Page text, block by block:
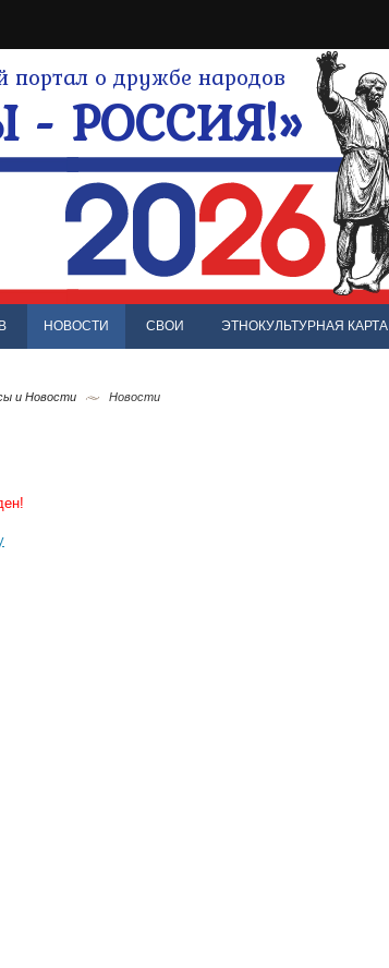
о дружбе народов
- РОССИЯ!»
НОВОСТИ СВОИ ЭТНОКУЛЬТУРНАЯ КАРТА
и Новости Новости